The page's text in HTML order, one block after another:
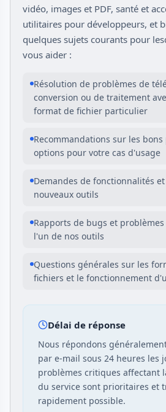
vidéo, images et PDF, santé et
utilitaires pour développeurs, et
quelques sujets courants pour
vous aider :
Résolution de problèmes de
conversion ou de traitement
format de fichier particulier
Recommandations sur les
options pour votre cas d'usage
Demandes de fonctionnalités
nouveaux outils
Rapports de bugs et
l'un de nos outils
Questions générales sur les
fichiers et le fonctionnement
Délai de réponse
Nous répondons
par e-mail sous 24 heures les
problèmes critiques affectant
du service sont prioritaires et
rapidement possible.